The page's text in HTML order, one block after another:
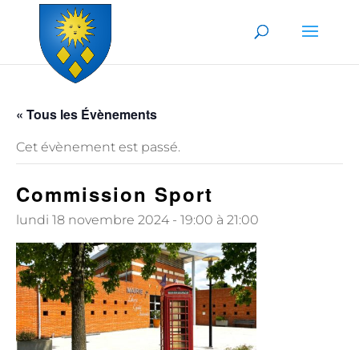
Skip to content
« Tous les Évènements
Cet évènement est passé.
Commission Sport
lundi 18 novembre 2024 - 19:00 à 21:00